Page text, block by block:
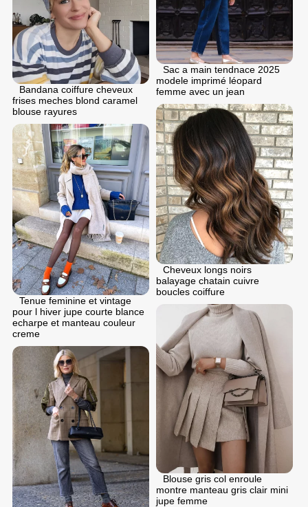
Sac a main tendnace 2025
modele imprimé léopard
femme avec un jean
Bandana coiffure cheveux
frises meches blond caramel
blouse rayures
Cheveux longs noirs
balayage chatain cuivre
boucles coiffure
Tenue feminine et vintage
pour l hiver jupe courte blance
echarpe et manteau couleur
creme
Blouse gris col enroule
montre manteau gris clair mini
jupe femme